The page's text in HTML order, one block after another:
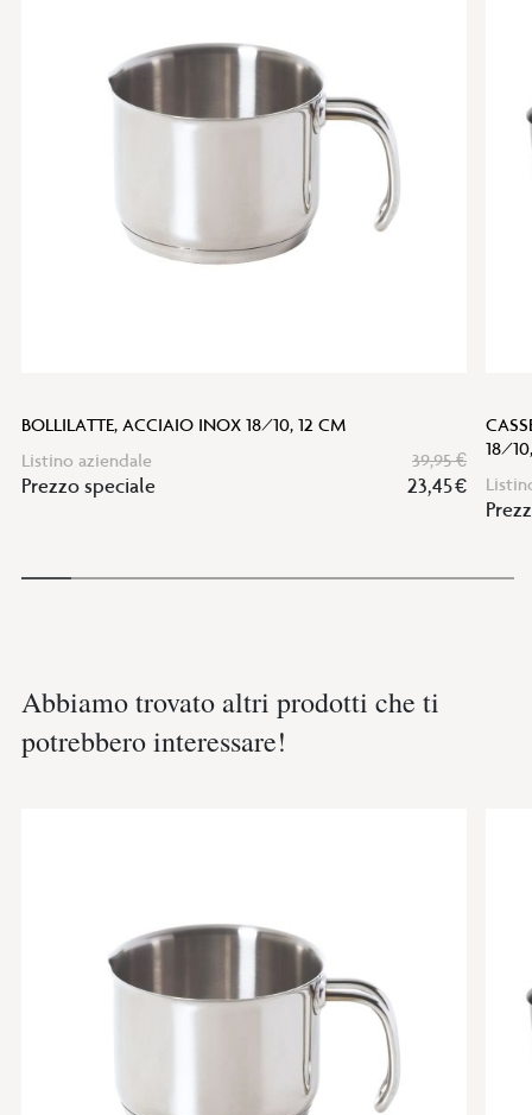
BOLLILATTE, ACCIAIO INOX 18/10, 12 CM
Listino aziendale
39,95 €
Prezzo speciale 23,45 €
18/
Abbiamo trovato altri prodotti che ti
potrebbero interessare!